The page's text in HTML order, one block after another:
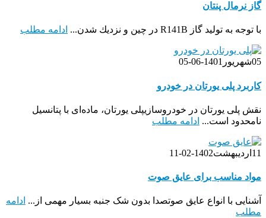
گاز نرمال پنتان
با توجه به توليد گاز R141B در چين و نزديك شدن... ادامه مطلب
05شهریور 1401-06-05
کاربرد پلی یورتان در خودرو
نقش پلی یورتان در خودروسازیپلی یورتان، ماده‌ای با پتانسیل
نامحدود است... ادامه مطلب
11 اردیبهشت1402-02-11
مواد مناسب برای عایق صوت
آشنایی با انواع عایق صوتصدا بدون شک جنبه بسیار مهمی از... ادامه
مطلب